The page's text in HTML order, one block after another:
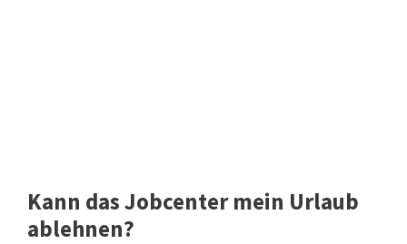
Kann das Jobcenter mein Urlaub
ablehnen?